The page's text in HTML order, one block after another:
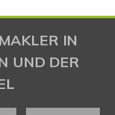
IN
UND DER